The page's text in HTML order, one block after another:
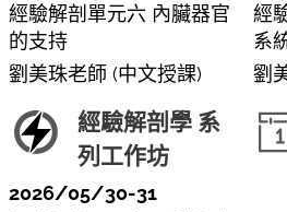
經驗解剖單元六 內臟器官
的支持
劉美珠老師 (中文授課)
經
系
劉
經驗解剖學 系
列工作坊
2026/05/30-31